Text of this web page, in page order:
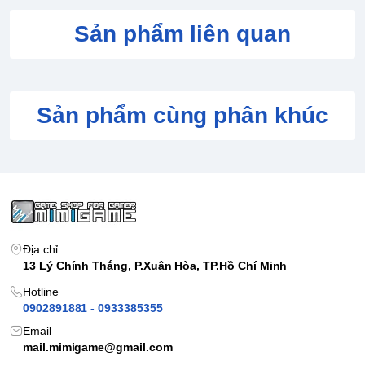
TrongCrysis 3
mới. Tiêu biểu trong số đó là sự tương tác với công nghệ ngoài
Sản phẩm liên quan
Sản phẩm cùng phân khúc
Địa chỉ
13 Lý Chính Thắng, P.Xuân Hòa, TP.Hồ Chí Minh
Hotline
0902891881 - 0933385355
Email
mail.mimigame@gmail.com